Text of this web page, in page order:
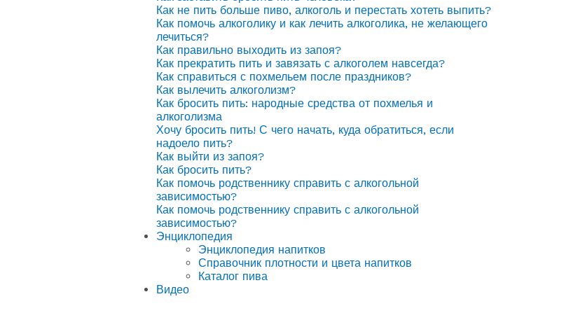
Как не пить больше пиво, алкоголь и перестать хотеть выпить?
Как помочь алкоголику и как лечить алкоголика, не желающего
лечиться?
Как правильно выходить из запоя?
Как прекратить пить и завязать с алкоголем навсегда?
Как справиться с похмельем после праздников?
Как вылечить алкоголизм?
Как бросить пить: народные средства от похмелья и
алкоголизма
Хочу бросить пить! С чего начать, куда обратиться, если
надоело пить?
Как выйти из запоя?
Как бросить пить?
Как помочь родственнику справить с алкогольной
зависимостью?
Как помочь родственнику справить с алкогольной
зависимостью?
Энциклопедия
Энциклопедия напитков
Справочник плотности и цвета напитков
Каталог пива
Видео